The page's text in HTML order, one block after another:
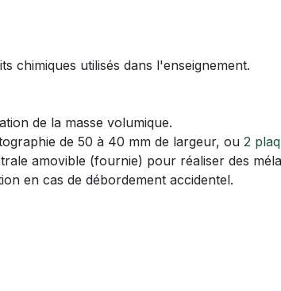
chimiques utilisés dans l'enseignement.
de la masse volumique.
de 50 à 40 mm de largeur, ou 2
amovible (fournie) pour réaliser des
en cas de débordement accidentel.